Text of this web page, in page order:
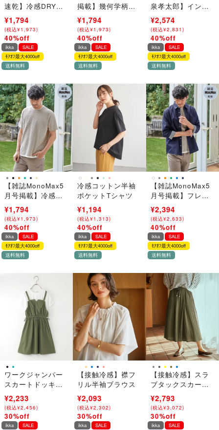
速乾】冷感DRYサ
ッカーポケットTシ
ャツ
¥2,990
(税込¥3,289)
→
¥1,794
(税込¥1,973)
40%off
掲載】幾何学柄ジ
ャカード半袖プル
オーバー 【親子コ
ーデ】
¥2,990
(税込¥3,289)
→
¥1,794
(税込¥1,973)
40%off
泉孝太郎】インデ
ィゴ冷感スイスカ
ラーシャツ「小泉
孝太郎さん着用モ
デル」
¥4,290
(税込¥4,719 )
→
¥2,574
(税込¥2,831 )
40%off
ikka
SALE
ﾓｱｵﾌ最大4000off
送料無料
【雑誌MonoMax5
月号掲載】冷感ド
ライワッフルフェ
イクT「小泉孝太郎
さん着用モデル」
¥2,990
(税込¥3,289)
→
¥1,794
(税込¥1,973)
40%off
ikka
SALE
ﾓｱｵﾌ最大4000off
送料無料
冷感コットン半袖
ポケットTシャツ
¥1,990
(税込¥2,189)
→
¥1,194
(税込¥1,313)
40%off
ikka
SALE
ﾓｱｵﾌ最大4000off
送料無料
【雑誌MonoMax5
月号掲載】フレン
チリネンMIX袖
2WAYシャツ【接触
冷感】「小泉孝太
郎さん着用モデ
ル」
¥3,990
(税込¥4,389)
→
¥2,394
(税込¥2,633)
40%off
ikka
SALE
ﾓｱｵﾌ最大4000off
送料無料
ワークジャンパー
スカートドッキン
グワンピース
（120~160cm）
¥3,190
(税込¥3,509)
→
¥2,233
(税込¥2,456)
30%off
ikka
SALE
ﾓｱｵﾌ最大4000off
送料無料
【接触冷感】襟フ
リル半袖ブラウス
¥2,990
(税込¥3,289)
→
¥2,093
(税込¥2,302)
30%off
ikka
SALE
ﾓｱｵﾌ最大4000off
送料無料
【接触冷感】スラ
ブタックスカーチ
ョ
¥3,990
(税込¥4,389)
→
¥2,793
(税込¥3,072)
30%off
ikka
SALE
ikka
SALE
ikka
SALE